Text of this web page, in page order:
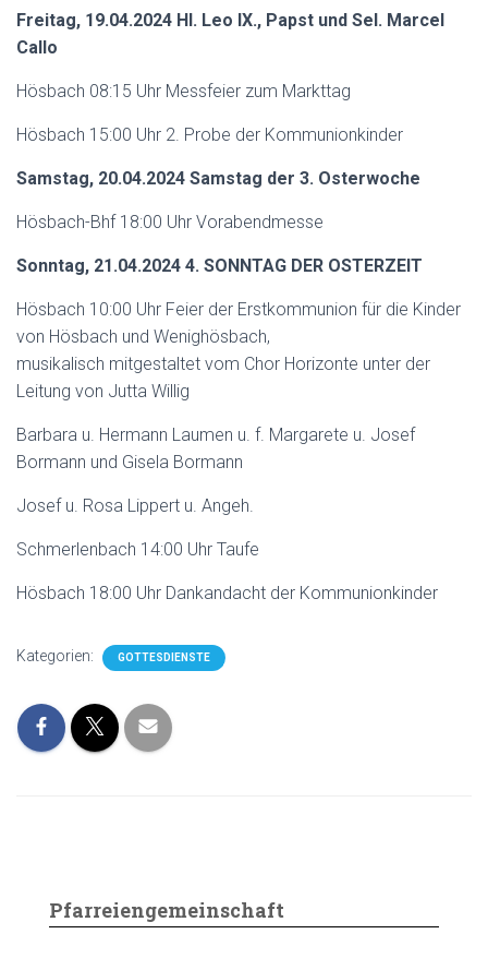
Freitag, 19.04.2024 Hl. Leo IX., Papst und Sel. Marcel
Callo
Hösbach 08:15 Uhr Messfeier zum Markttag
Hösbach 15:00 Uhr 2. Probe der Kommunionkinder
Samstag, 20.04.2024 Samstag der 3. Osterwoche
Hösbach-Bhf 18:00 Uhr Vorabendmesse
Sonntag, 21.04.2024 4. SONNTAG DER OSTERZEIT
Hösbach 10:00 Uhr Feier der Erstkommunion für die Kinder
von Hösbach und Wenighösbach,
musikalisch mitgestaltet vom Chor Horizonte unter der
Leitung von Jutta Willig
Barbara u. Hermann Laumen u. f. Margarete u. Josef
Bormann und Gisela Bormann
Josef u. Rosa Lippert u. Angeh.
Schmerlenbach 14:00 Uhr Taufe
Hösbach 18:00 Uhr Dankandacht der Kommunionkinder
Kategorien: GOTTESDIENSTE
Pfarreiengemeinschaft